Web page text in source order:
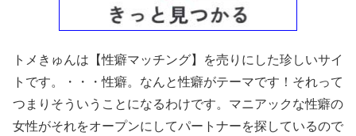
トメきゅんは【性癖マッチング】を売りにした珍しいサイ
トです。・・・性癖。なんと性癖がテーマです！それって
つまりそういうことになるわけです。マニアックな性癖の
女性がそれをオープンにしてパートナーを探しているので